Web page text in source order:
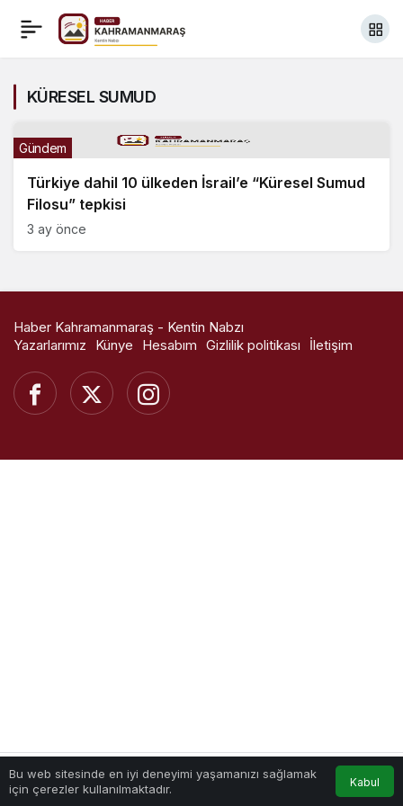
KÜRESEL SUMUD
Türkiye dahil 10 ülkeden İsrail’e “Küresel Sumud
Filosu” tepkisi
Gündem
3 ay önce
Bu web sitesinde en iyi deneyimi yaşamanızı sağlamak
için çerezler kullanılmaktadır.
Kabul
Haber Kahramanmaraş - Kentin Nabzı
Yazarlarımız
Künye Hesabım Gizlilik politikası İletişim
Anasayfa